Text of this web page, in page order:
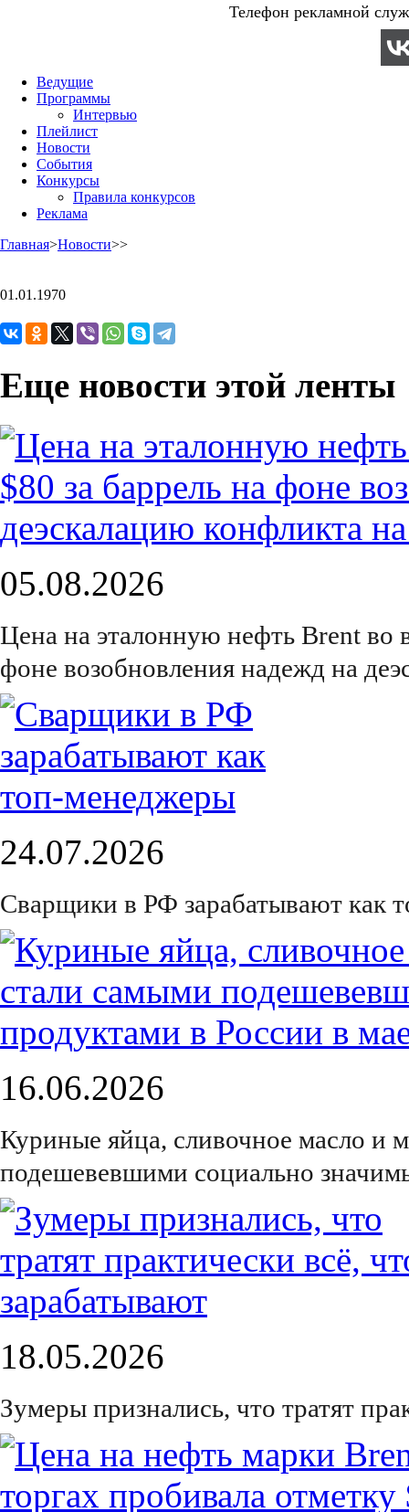
Телефон рекламной
Ведущие
Программы
Интервью
Плейлист
Новости
События
Конкурсы
Правила конкурсов
Реклама
Главная>Новости>>
01.01.1970
Еще новости этой ленты
05.08.2026
Цена на эталонную нефть Brent во
фоне возобновления надежд на
24.07.2026
Сварщики в РФ зарабатывают как
16.06.2026
Куриные яйца, сливочное масло и
подешевевшими социально
18.05.2026
Зумеры признались, что тратят